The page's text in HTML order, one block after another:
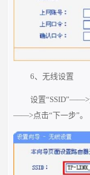
6、无线设置
设置“SSID”——>
——>点击“下一步”。